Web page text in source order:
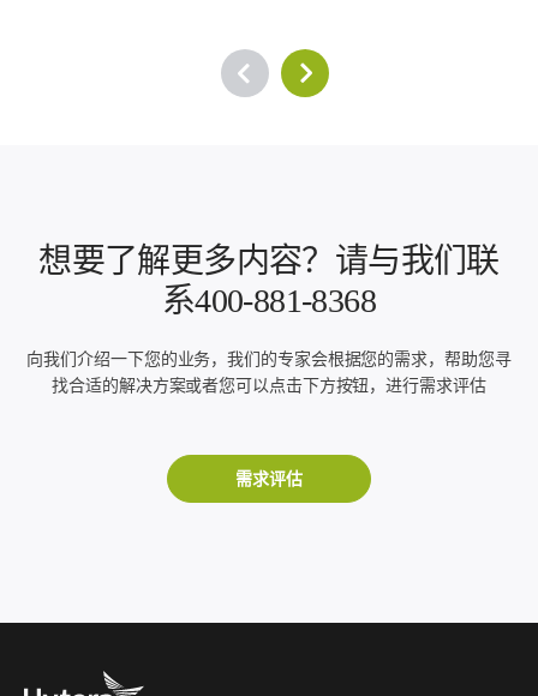
想要了解更多内容？请与我们联
系400-881-8368
向我们介绍一下您的业务，我们的专家会根据您的需求，帮助您寻
找合适的解决方案或者您可以点击下方按钮，进行需求评估
需求评估